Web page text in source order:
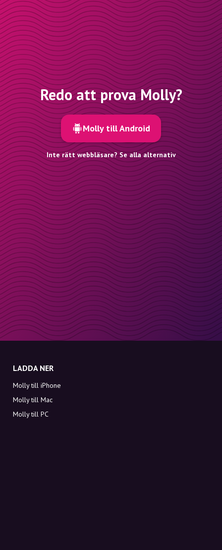
Redo att prova Molly?
Molly till Android
Inte rätt webbläsare? Se alla alternativ
LADDA NER
Molly till iPhone
Molly till Mac
Molly till PC